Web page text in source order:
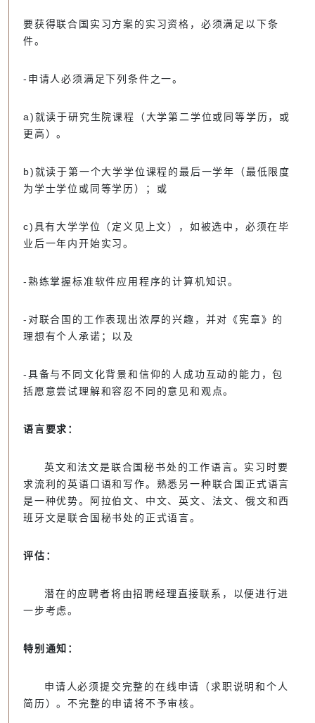
要获得联合国实习方案的实习资格，必须满足以下条
件。
-申请人必须满足下列条件之一。
a)就读于研究生院课程（大学第二学位或同等学历，或
更高）。
b)就读于第一个大学学位课程的最后一学年（最低限度
为学士学位或同等学历）；或
c)具有大学学位（定义见上文），如被选中，必须在毕
业后一年内开始实习。
-熟练掌握标准软件应用程序的计算机知识。
-对联合国的工作表现出浓厚的兴趣，并对《宪章》的
理想有个人承诺；以及
-具备与不同文化背景和信仰的人成功互动的能力，包
括愿意尝试理解和容忍不同的意见和观点。
语言要求：
英文和法文是联合国秘书处的工作语言。实习时要
求流利的英语口语和写作。熟悉另一种联合国正式语言
是一种优势。阿拉伯文、中文、英文、法文、俄文和西
班牙文是联合国秘书处的正式语言。
评估：
潜在的应聘者将由招聘经理直接联系，以便进行进
一步考虑。
特别通知：
申请人必须提交完整的在线申请（求职说明和个人
简历）。不完整的申请将不予审核。